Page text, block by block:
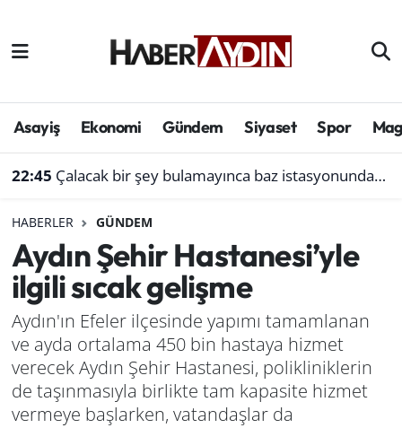
Asayiş Ekonomi Gündem Siyaset Spor
22:45 Çalacak bir şey bulamayınca baz istasyonundan akü çaldı
HABERLER GÜNDEM
Aydın Şehir Hastanesi’yle
ilgili sıcak gelişme
Aydın'ın Efeler ilçesinde yapımı tamamlanan
ve ayda ortalama 450 bin hastaya hizmet
verecek Aydın Şehir Hastanesi, polikliniklerin
de taşınmasıyla birlikte tam kapasite hizmet
vermeye başlarken, vatandaşlar da
Afyonkarahisar
Çevre
Genel
Haber
Izmir
Kütahya
Aydın Hava Durumu
Süper Lig Puan Durumu ve Fikstür
Son Dakika Haberleri
Haber Arşivi